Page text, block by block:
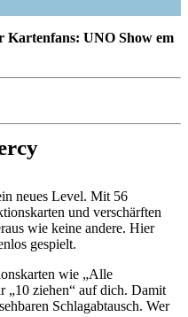
UNO Show em
neues Level. Mit 56
und verschärften
wie keine andere. Hier
gespielt.
wie „Alle
„10 ziehen“ auf dich. Damit
Schlagabtausch. Wer